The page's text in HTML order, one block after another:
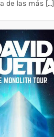
de las más […]